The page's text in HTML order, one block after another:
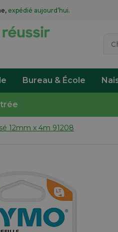
expédié aujourd’hui.
Bureau & École
12mm x 4m 91208